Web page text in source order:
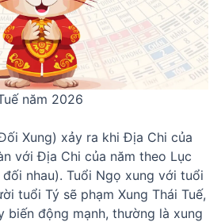
năm 2026
Xung) xảy ra khi Địa Chi của
với Địa Chi của năm theo Lục
nhau). Tuổi Ngọ xung với tuổi
tuổi Tý sẽ phạm Xung Thái Tuế,
biến động mạnh, thường là xung